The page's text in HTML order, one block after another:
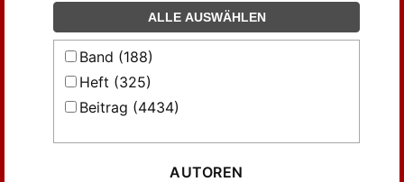
ALLE AUSWÄHLEN
Band (188)
Heft (325)
Beitrag (4434)
AUTOREN